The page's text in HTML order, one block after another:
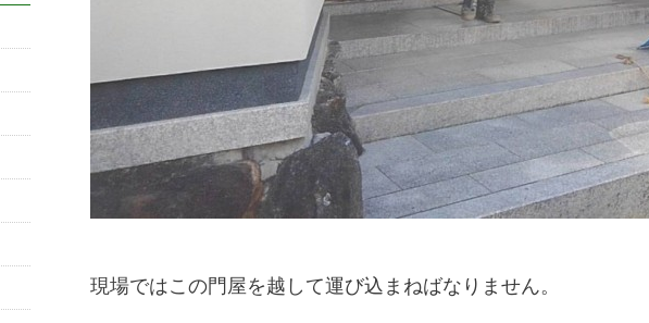
現場ではこの門屋を越して運び込まねばなりません。